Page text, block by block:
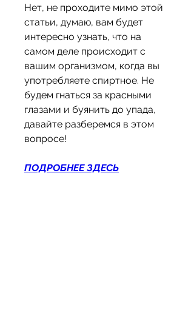
Нет, не проходите мимо этой
статьи, думаю, вам будет
интересно узнать, что на
самом деле происходит с
вашим организмом, когда вы
употребляете спиртное. Не
будем гнаться за красными
глазами и буянить до упада,
давайте разберемся в этом
вопросе!
ПОДРОБНЕЕ ЗДЕСЬ